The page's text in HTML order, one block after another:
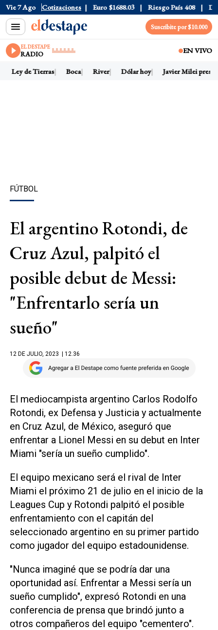
Vie 7 Ago Cotizaciones
Dólar CCL $1580.7 Euro $1688.03 Riesgo País 408
Suscribite por $10.000
EL DESTAPE
RADIO EN VIVO
Ley de Tierras Boca River Dólar hoy Javier Milei
FÚTBOL
El argentino Rotondi, de
Cruz Azul, palpitó el
posible debut de Messi:
"Enfrentarlo sería un
sueño"
12 DE JULIO, 2023 | 12.36
El mediocampista argentino Carlos Rodolfo
Rotondi, ex Defensa y Justicia y actualmente
en Cruz Azul, de México, aseguró que
enfrentar a Lionel Messi en su debut en Inter
Miami "sería un sueño cumplido".
El equipo mexicano será el rival de Inter
Miami el próximo 21 de julio en el inicio de la
Leagues Cup y Rotondi palpitó el posible
enfrentamiento con el capitán del
seleccionado argentino en su primer partido
como jugador del equipo estadounidense.
"Nunca imaginé que se podría dar una
oportunidad así. Enfrentar a Messi sería un
sueño cumplido", expresó Rotondi en una
conferencia de prensa que brindó junto a
otros compañeros del equipo "cementero".